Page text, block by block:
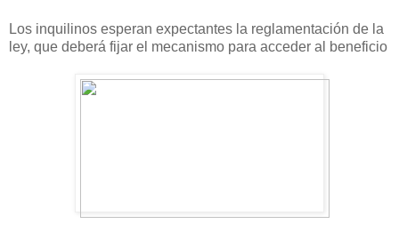
Los inquilinos esperan expectantes la reglamentación de la
ley, que deberá fijar el mecanismo para acceder al beneficio